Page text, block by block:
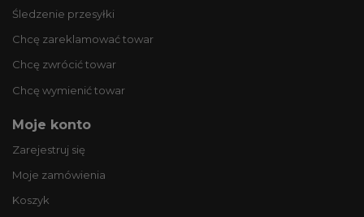
Śledzenie przesyłki
Chcę zareklamować towar
Chcę zwrócić towar
Chcę wymienić towar
Moje konto
Zarejestruj się
Moje zamówienia
Koszyk